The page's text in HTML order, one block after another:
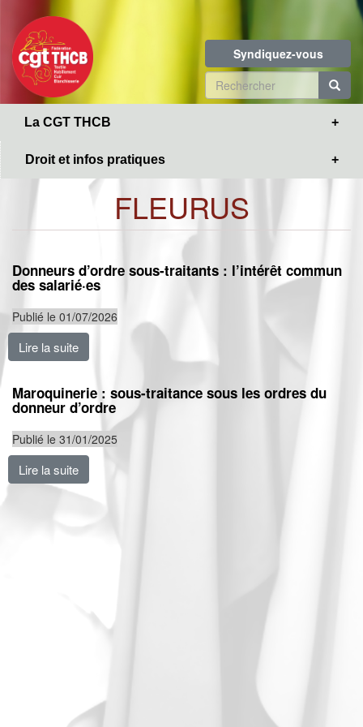
contenu
principal
Syndiquez-vous
Formulaire
de
La CGT THCB
Droit et infos pratiques
FLEURUS
Donneurs d’ordre sous-traitants : l’intérêt commun
des salarié·es
Publié le 01/07/2026
Lire la suite
Maroquinerie : sous-traitance sous les ordres du
donneur d’ordre
Publié le 31/01/2025
Lire la suite